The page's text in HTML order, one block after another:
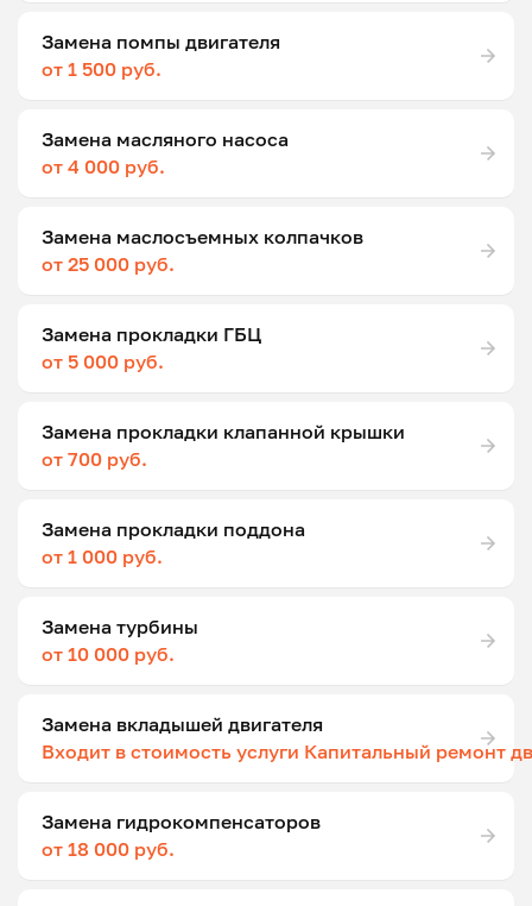
Замена помпы двигателя
от 1 500 руб.
Замена масляного насоса
от 4 000 руб.
Замена маслосъемных колпачков
от 25 000 руб.
Замена прокладки ГБЦ
от 5 000 руб.
Замена прокладки клапанной крышки
от 700 руб.
Замена прокладки поддона
от 1 000 руб.
Замена турбины
от 10 000 руб.
Замена вкладышей двигателя
Входит в стоимость услуги Капитальный ремонт
Замена гидрокомпенсаторов
от 18 000 руб.